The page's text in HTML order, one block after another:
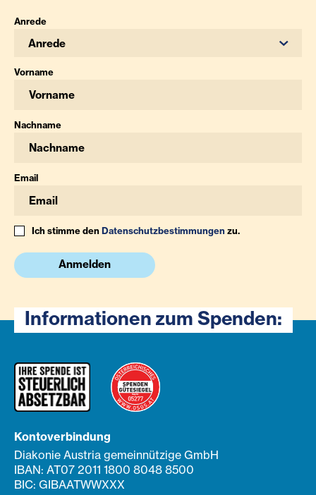
Anrede
Anrede
Vorname
Nachname
Email
Ich stimme denDatenschutzbestimmungenzu.
Anmelden
Informationen zum Spenden:
Kontoverbindung
Diakonie Austria gemeinnützige GmbH
IBAN: AT07 2011 1800 8048 8500
BIC: GIBAATWWXXX